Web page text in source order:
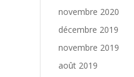
novembre 2020
décembre 2019
novembre 2019
août 2019